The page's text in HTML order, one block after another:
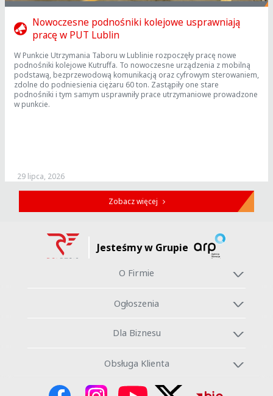
Nowoczesne podnośniki kolejowe usprawniają
pracę w PUT Lublin
W Punkcie Utrzymania Taboru w Lublinie rozpoczęły pracę nowe
podnośniki kolejowe Kutruffa. To nowoczesne urządzenia z mobilną
podstawą, bezprzewodową komunikacją oraz cyfrowym sterowaniem,
zdolne do podniesienia ciężaru 60 ton. Zastąpiły one stare
podnośniki i tym samym usprawniły prace utrzymaniowe prowadzone
w punkcie.
29 lipca, 2026
Zobacz więcej
Jesteśmy w Grupie
O Firmie
Ogłoszenia
Dla Biznesu
Obsługa Klienta